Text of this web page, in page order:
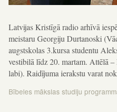
Latvijas Kristīgā radio arhīvā
meistaru Georgiju Durtanoski
augstskolas 3.kursa studentu
vestibilā līdz 20. martam. Attēlā
labi). Raidījuma ierakstu varat
Bībeles mākslas studiju